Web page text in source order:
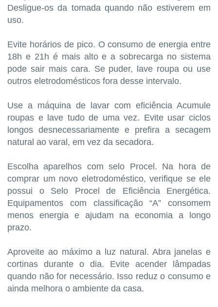
Desligue-os da tomada quando não estiverem em
uso.
Evite horários de pico. O consumo de energia entre
18h e 21h é mais alto e a sobrecarga no sistema
pode sair mais cara. Se puder, lave roupa ou use
outros eletrodomésticos fora desse intervalo.
Use a máquina de lavar com eficiência Acumule
roupas e lave tudo de uma vez. Evite usar ciclos
longos desnecessariamente e prefira a secagem
natural ao varal, em vez da secadora.
Escolha aparelhos com selo Procel. Na hora de
comprar um novo eletrodoméstico, verifique se ele
possui o Selo Procel de Eficiência Energética.
Equipamentos com classificação “A” consomem
menos energia e ajudam na economia a longo
prazo.
Aproveite ao máximo a luz natural. Abra janelas e
cortinas durante o dia. Evite acender lâmpadas
quando não for necessário. Isso reduz o consumo e
ainda melhora o ambiente da casa.